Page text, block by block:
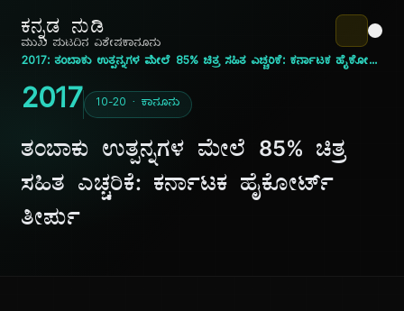
ಕನ್ನಡ ನುಡಿ
ಮುಖ ಪುಟದಿನ ವಿಶೇಷಕಾನೂನು
2017: ತಂಬಾಕು ಉತ್ಪನ್ನಗಳ ಮೇಲೆ 85% ಚಿತ್ರ ಸಹಿತ ಎಚ್ಚರಿಕೆ: ಕರ್ನಾಟಕ ಹೈಕೋರ್ಟ್ ತೀರ್ಪು
2017 10-20 · ಕಾನೂನು
ತಂಬಾಕು ಉತ್ಪನ್ನಗಳ ಮೇಲೆ 85% ಚಿತ್ರ
ಸಹಿತ ಎಚ್ಚರಿಕೆ: ಕರ್ನಾಟಕ ಹೈಕೋರ್ಟ್
ತೀರ್ಪು